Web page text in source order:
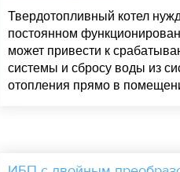
Твердотопливный котел
постоянном
может привести к
системы и сбросу воды из
отопления прямо в